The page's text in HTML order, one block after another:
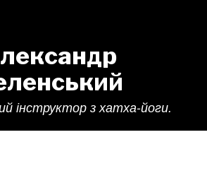
інструктор з хатха-йоги.